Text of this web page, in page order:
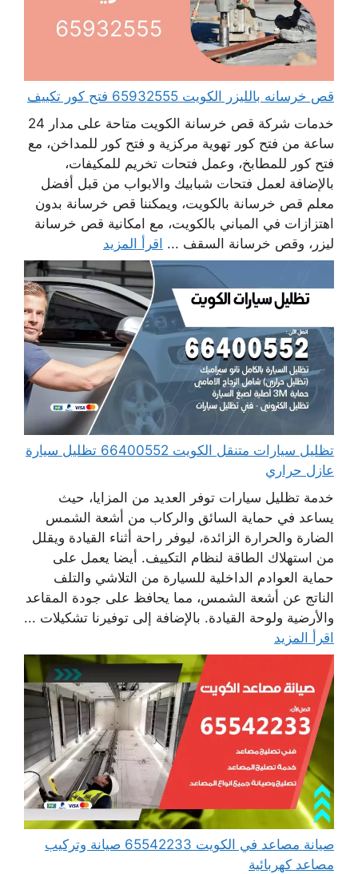
قص خرسانه بالليزر الكويت 65932555 فتح كور تكييف
خدمات شركة قص خرسانة الكويت متاحة على مدار 24
ساعة من فتح كور تهوية مركزية و فتح كور للمداخن، مع
فتح كور للمطابخ، وعمل فتحات تخريم للمكيفات،
بالإضافة لعمل فتحات شبابيك والابواب من قبل أفضل
معلم قص خرسانة بالكويت، ويمكننا قص خرسانة بدون
اهتزازات في المباني بالكويت، مع امكانية قص خرسانة
ليزر، وقص خرسانة السقف ... اقرأ المزيد
تظليل سيارات متنقل الكويت 66400552 تظليل سيارة
عازل حراري
خدمة تظليل سيارات توفر العديد من المزايا، حيث
يساعد في حماية السائق والركاب من أشعة الشمس
الضارة والحرارة الزائدة، ليوفر راحة أثناء القيادة ويقلل
من استهلاك الطاقة لنظام التكييف. أيضا يعمل على
حماية العوادم الداخلية للسيارة من التلاشي والتلف
الناتج عن أشعة الشمس، مما يحافظ على جودة المقاعد
والأرضية ولوحة القيادة. بالإضافة إلى توفيرنا تشكيلات ...
اقرأ المزيد
صيانة مصاعد في الكويت 65542233 صيانة وتركيب
مصاعد كهربائية